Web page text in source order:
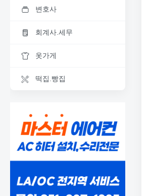
변호사
회계사.세무
옷가게
떡집.빵집